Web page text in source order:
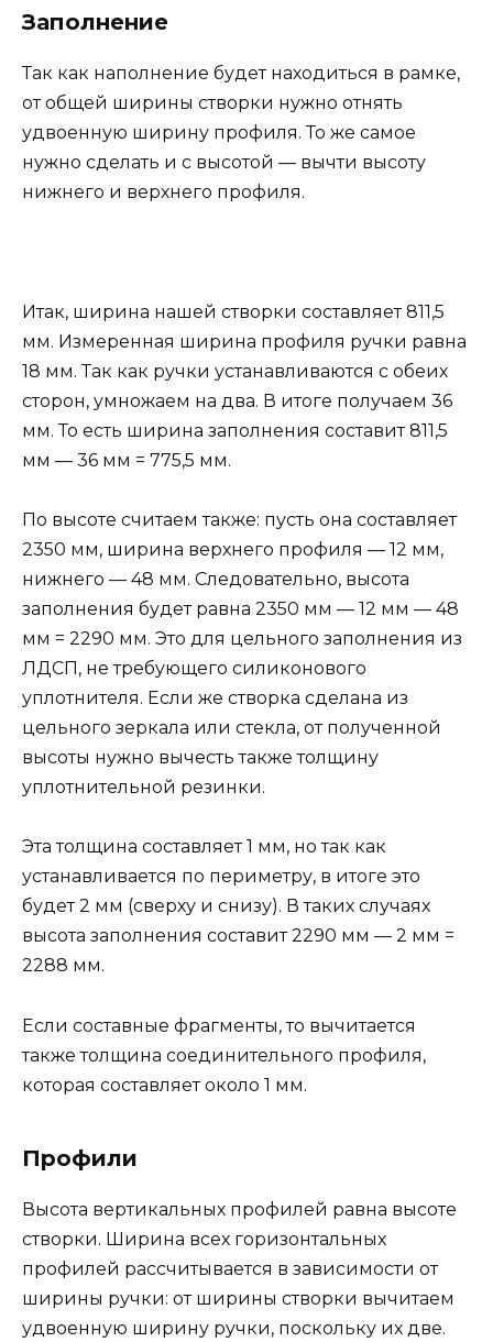
Заполнение
Так как наполнение будет находиться в рамке,
от общей ширины створки нужно отнять
удвоенную ширину профиля. То же самое
нужно сделать и с высотой — вычти высоту
нижнего и верхнего профиля.
Итак, ширина нашей створки составляет 811,5
мм. Измеренная ширина профиля ручки равна
18 мм. Так как ручки устанавливаются с обеих
сторон, умножаем на два. В итоге получаем 36
мм. То есть ширина заполнения составит 811,5
мм — 36 мм = 775,5 мм.
По высоте считаем также: пусть она составляет
2350 мм, ширина верхнего профиля — 12 мм,
нижнего — 48 мм. Следовательно, высота
заполнения будет равна 2350 мм — 12 мм — 48
мм = 2290 мм. Это для цельного заполнения из
ЛДСП, не требующего силиконового
уплотнителя. Если же створка сделана из
цельного зеркала или стекла, от полученной
высоты нужно вычесть также толщину
уплотнительной резинки.
Эта толщина составляет 1 мм, но так как
устанавливается по периметру, в итоге это
будет 2 мм (сверху и снизу). В таких случаях
высота заполнения составит 2290 мм — 2 мм =
2288 мм.
Если составные фрагменты, то вычитается
также толщина соединительного профиля,
которая составляет около 1 мм.
Профили
Высота вертикальных профилей равна высоте
створки. Ширина всех горизонтальных
профилей рассчитывается в зависимости от
ширины ручки: от ширины створки вычитаем
удвоенную ширину ручки, поскольку их две.